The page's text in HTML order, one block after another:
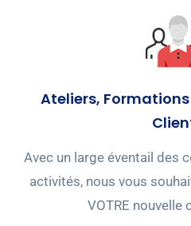
Ateliers,
Avec un large éventail des
activités, nous vous
VOTRE nouvelle